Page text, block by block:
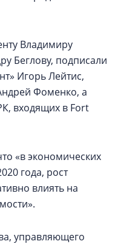
Владимиру
Беглову, подписали
Игорь Лейтис,
Фоменко, а
входящих в Fort
«в экономических
года, рост
влиять на
управляющего